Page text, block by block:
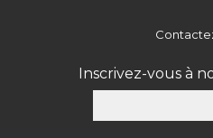
Inscrivez-vous à